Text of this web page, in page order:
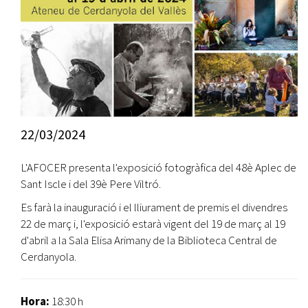
22/03/2024
L'AFOCER presenta l'exposició fotogràfica del 48è Aplec de
Sant Iscle i del 39è Pere Viltró.
Es farà la inauguració i el lliurament de premis el divendres
22 de març i, l'exposició estarà vigent del 19 de març al 19
d'abril a la Sala Elisa Arimany de la Biblioteca Central de
Cerdanyola.
Hora: 18:30 h